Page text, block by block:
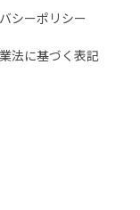
シーポリシー
法に基づく表記